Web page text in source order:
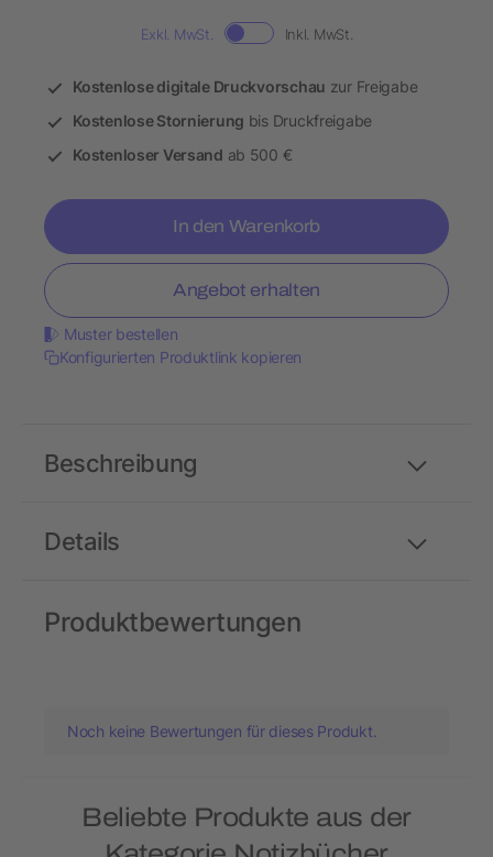
Exkl. MwSt. Inkl. MwSt.
Kostenlose digitale Druckvorschau zur Freigabe
Kostenlose Stornierung bis Druckfreigabe
Kostenloser Versand ab 500 €
In den Warenkorb
Angebot erhalten
Muster bestellen
Konfigurierten Produktlink kopieren
Details
Beschreibung
Produktbewertungen
Noch keine Bewertungen für dieses Produkt.
Beliebte Produkte aus der